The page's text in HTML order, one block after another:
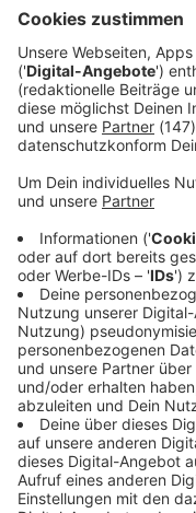
gegeben, um